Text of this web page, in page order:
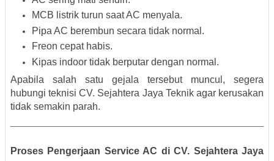
MCB listrik turun saat AC menyala.
Pipa AC berembun secara tidak normal.
Freon cepat habis.
Kipas indoor tidak berputar dengan normal.
Apabila salah satu gejala tersebut muncul, segera
hubungi teknisi CV. Sejahtera Jaya Teknik agar kerusakan
tidak semakin parah.
Proses Pengerjaan Service AC di CV. Sejahtera Jaya